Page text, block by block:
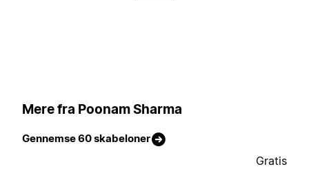
Mere fra Poonam Sharma
Gennemse 60 skabeloner
Gratis